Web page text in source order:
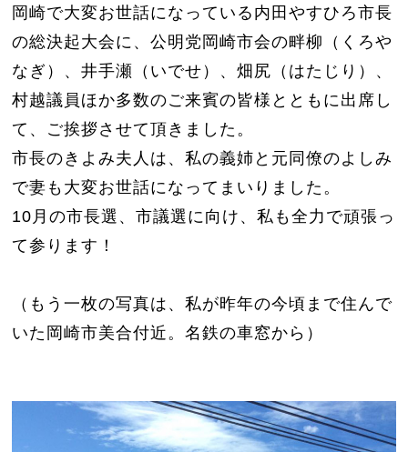
岡崎で大変お世話になっている内田やすひろ市長
の総決起大会に、公明党岡崎市会の畔柳（くろや
なぎ）、井手瀬（いでせ）、畑尻（はたじり）、
村越議員ほか多数のご来賓の皆様とともに出席し
て、ご挨拶させて頂きました。
市長のきよみ夫人は、私の義姉と元同僚のよしみ
で妻も大変お世話になってまいりました。
10月の市長選、市議選に向け、私も全力で頑張っ
て参ります！
（もう一枚の写真は、私が昨年の今頃まで住んで
いた岡崎市美合付近。名鉄の車窓から）